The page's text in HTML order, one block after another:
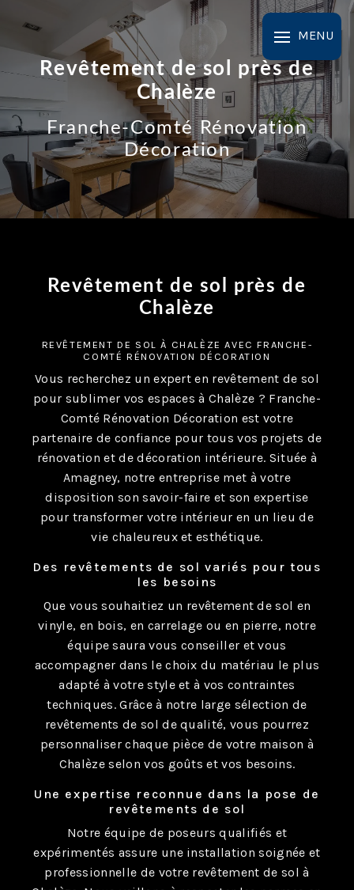
MENU
Revêtement de sol près de
Chalèze
Franche-Comté Rénovation
Décoration
Revêtement de sol près de
Chalèze
REVÊTEMENT DE SOL À CHALÈZE AVEC FRANCHE-
COMTÉ RÉNOVATION DÉCORATION
Vous recherchez un expert en revêtement de sol
pour sublimer vos espaces à Chalèze ? Franche-
Comté Rénovation Décoration est votre
partenaire de confiance pour tous vos projets de
rénovation et de décoration intérieure. Située à
Amagney, notre entreprise met à votre
disposition son savoir-faire et son expertise
pour transformer votre intérieur en un lieu de
vie chaleureux et esthétique.
Des revêtements de sol variés pour tous
les besoins
Que vous souhaitiez un revêtement de sol en
vinyle, en bois, en carrelage ou en pierre, notre
équipe saura vous conseiller et vous
accompagner dans le choix du matériau le plus
adapté à votre style et à vos contraintes
techniques. Grâce à notre large sélection de
revêtements de sol de qualité, vous pourrez
personnaliser chaque pièce de votre maison à
Chalèze selon vos goûts et vos besoins.
Une expertise reconnue dans la pose de
revêtements de sol
Notre équipe de poseurs qualifiés et
expérimentés assure une installation soignée et
professionnelle de votre revêtement de sol à
Panneau de gestion des cookies